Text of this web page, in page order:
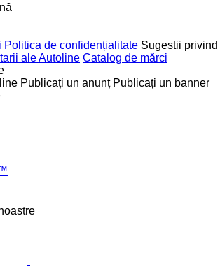
Politica de confidențialitate Sugestii privind
ale Autoline Catalog de mărcі
Publicați un anunț Publicați un banner